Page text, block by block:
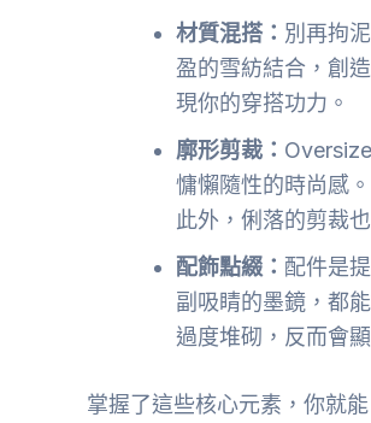
材質混搭： 別再拘
盈的雪紡結合，創
現你的穿搭功力。
廓形剪裁：
慵懶隨性的時尚感
此外，俐落的剪裁
配飾點綴： 配件是
副吸睛的墨鏡，都
過度堆砌，反而會
掌握了這些核心元素，你就